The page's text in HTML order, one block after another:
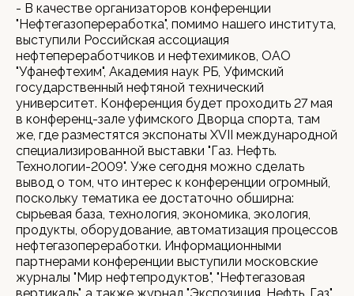
- В качестве организаторов конференции
"Нефтегазопереработка", помимо нашего института,
выступили Российская ассоциация
нефтепереработчиков и нефтехимиков, ОАО
"Уфанефтехим", Академия наук РБ, Уфимский
государственный нефтяной технический
университет. Конференция будет проходить 27 мая
в конференц-зале уфимского Дворца спорта, там
же, где разместятся экспонаты XVII международной
специализированной выставки "Газ. Нефть.
Технологии-2009". Уже сегодня можно сделать
вывод о том, что интерес к конференции огромный,
поскольку тематика ее достаточно обширна:
сырьевая база, технология, экономика, экология,
продукты, оборудование, автоматизация процессов
нефтегазопереработки. Информационными
партнерами конференции выступили московские
журналы "Мир нефтепродуктов", "Нефтегазовая